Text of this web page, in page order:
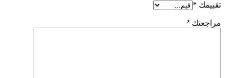
تقييمك *
مراجعتك *